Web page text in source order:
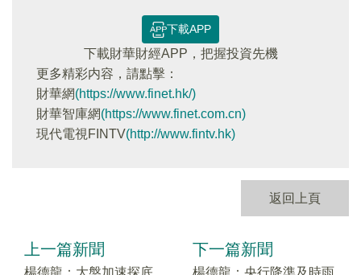
下載APP
下載財華財經APP，把握投資先機
更多精彩内容，請點擊：
財華網(https://www.finet.hk/)
財華智庫網(https://www.finet.com.cn)
現代電視FINTV(http://www.fintv.hk)
返回上頁
上一篇新聞
楊德龍：大盤加速探底
下一篇新聞
楊德龍：央行降準及時雨